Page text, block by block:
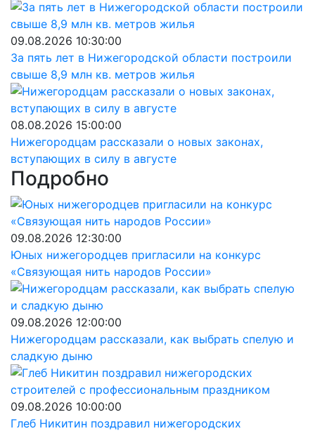
09.08.2026 10:30:00
За пять лет в Нижегородской области построили
свыше 8,9 млн кв. метров жилья
08.08.2026 15:00:00
Нижегородцам рассказали о новых законах,
вступающих в силу в августе
Подробно
09.08.2026 12:30:00
Юных нижегородцев пригласили на конкурс
«Связующая нить народов России»
09.08.2026 12:00:00
Нижегородцам рассказали, как выбрать спелую и
сладкую дыню
09.08.2026 10:00:00
Глеб Никитин поздравил нижегородских